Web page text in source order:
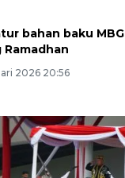
bahan baku MBG
Ramadhan
2026 20:56